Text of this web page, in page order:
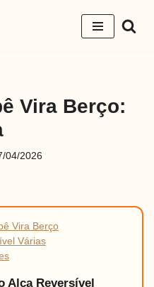
Vira Berço:
04/2026
Alça Reversível